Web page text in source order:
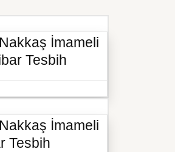
İmameli
Tesbih
İmameli
Tesbih